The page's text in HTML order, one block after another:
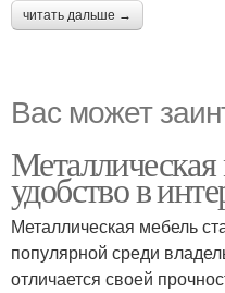
читать дальше →
Вас может
удобство в
Металлическая мебель
популярной среди
отличается своей